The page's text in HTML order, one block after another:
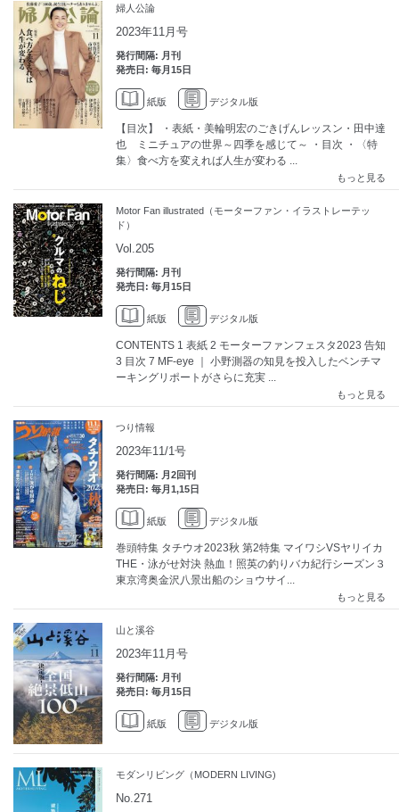
婦人公論
2023年11月号
発行間隔: 月刊
発売日: 毎月15日
紙版 デジタル版
【目次】 ・表紙・美輪明宏のごきげんレッスン・田中達
也 ミニチュアの世界～四季を感じて～ ・目次 ・〈特
集〉食べ方を変えれば人生が変わる ...
もっと見る
Motor Fan illustrated（モーターファン・イラストレーテッ
ド）
Vol.205
発行間隔: 月刊
発売日: 毎月15日
紙版 デジタル版
CONTENTS 1 表紙 2 モーターファンフェスタ2023 告知
3 目次 7 MF-eye ｜ 小野測器の知見を投入したベンチマ
ーキングリポートがさらに充実 ...
もっと見る
つり情報
2023年11/1号
発行間隔: 月2回刊
発売日: 毎月1,15日
紙版 デジタル版
巻頭特集 タチウオ2023秋 第2特集 マイワシVSヤリイカ
THE・泳がせ対決 熱血！照英の釣りバカ紀行シーズン３
東京湾奥金沢八景出船のショウサイ...
もっと見る
山と溪谷
2023年11月号
発行間隔: 月刊
発売日: 毎月15日
紙版 デジタル版
モダンリビング（MODERN LIVING)
No.271